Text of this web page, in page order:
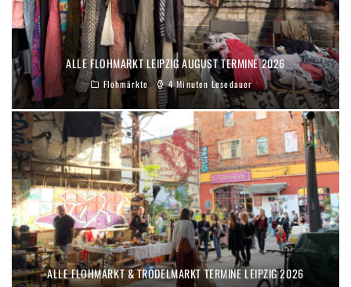
ALLE FLOHMARKT LEIPZIG AUGUST TERMINE 2026
Flohmärkte 4 Minuten Lesedauer
ALLE FLOHMARKT & TRÖDELMARKT TERMINE LEIPZIG 2026